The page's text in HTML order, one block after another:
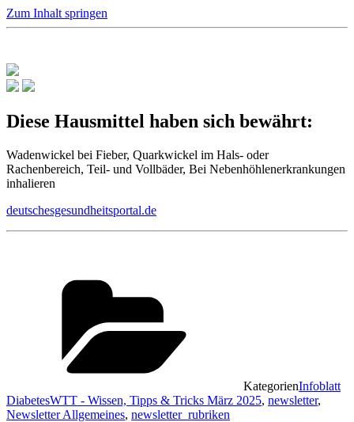
Zum Inhalt springen
Diese Hausmittel haben sich bewährt:
Wadenwickel bei Fieber, Quarkwickel im Hals- oder
Rachenbereich, Teil- und Vollbäder, Bei Nebenhöhlenerkrankungen
inhalieren
deutschesgesundheitsportal.de
KategorienInfoblatt
DiabetesWTT - Wissen, Tipps & Tricks März 2025, newsletter,
Newsletter Allgemeines, newsletter_rubriken